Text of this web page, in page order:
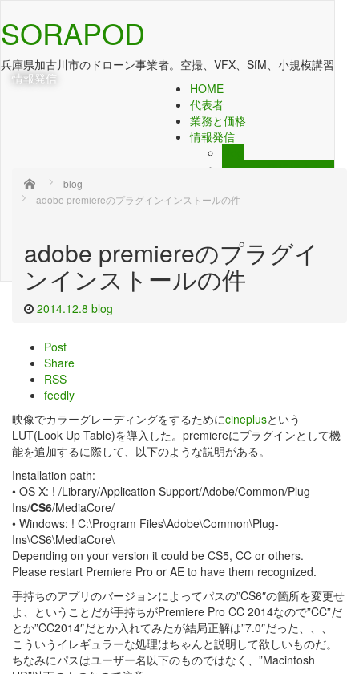
SORAPOD
兵庫県加古川市のドローン事業者。空撮、VFX、SfM、小規模講習
HOME
代表者
業務と価格
情報発信
ドローン飛行場まとめ
協業先
扶和ドローン
お問い合わせ
情報発信
Home
blog
adobe premiereのプラグインインストールの件
adobe premiereのプラグイ
ンインストールの件
2014.12.8 blog
Post
Share
RSS
feedly
映像でカラーグレーディングをするためにcineplusという
LUT(Look Up Table)を導入した。premiereにプラグインとして機
能を追加するに際して、以下のような説明がある。
Installation path:
• OS X: ! /Library/Application Support/Adobe/Common/Plug-
Ins/CS6/MediaCore/
• Windows: ! C:\Program Files\Adobe\Common\Plug-
Ins\CS6\MediaCore\
Depending on your version it could be CS5, CC or others.
Please restart Premiere Pro or AE to have them recognized.
手持ちのアプリのバージョンによってパスの”CS6″の箇所を変更せ
よ、ということだが手持ちがPremiere Pro CC 2014なので”CC”だ
とか”CC2014″だとか入れてみたが結局正解は”7.0″だった、、、
こういうイレギュラーな処理はちゃんと説明して欲しいものだ。
ちなみにパスはユーザー名以下のものではなく、”Macintosh